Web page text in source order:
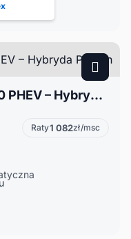
Mitsubishi Outlander III 2.0 PHEV – Hybryda Plug-In
Raty1 082zł/msc